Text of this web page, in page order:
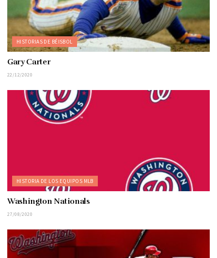
HISTORIAS DE BÉISBOL
Gary Carter
22/12/2020
HISTORIA DE LOS EQUIPOS MLB
Washington Nationals
27/08/2020